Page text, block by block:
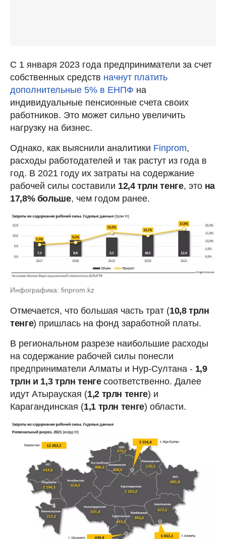
С 1 января 2023 года предприниматели за счет
собственных средств начнут платить
дополнительные 5% в ЕНПФ на
индивидуальные пенсионные счета своих
работников. Это может сильно увеличить
нагрузку на бизнес.
Однако, как выяснили аналитики Finprom,
расходы работодателей и так растут из года в
год. В 2021 году их затраты на содержание
рабочей силы составили 12,4 трлн тенге, это на
17,8% больше, чем годом ранее.
Инфографика: finprom.kz
Отмечается, что большая часть трат (10,8 трлн
тенге) пришлась на фонд заработной платы.
В региональном разрезе наибольшие расходы
на содержание рабочей силы понесли
предприниматели Алматы и Нур-Султана - 1,9
трлн и 1,3 трлн тенгесоответственно. Далее
идут Атырауская (1,2 трлн тенге) и
Карагандинская (1,1 трлн тенге) области.